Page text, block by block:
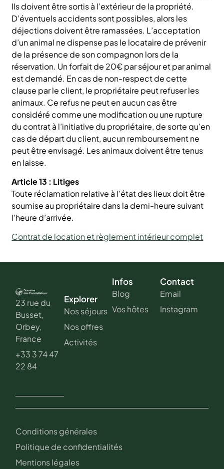
Ils doivent être sortis à l’extérieur de la propriété.
D’éventuels accidents sont possibles, alors les
déjections doivent être ramassées. L’acceptation
d’un animal ne dispense pas le locataire de prévenir
de la présence de son compagnon lors de la
réservation. Un forfait de 20€ par séjour et par animal
est demandé. En cas de non-respect de cette
clause par le client, le propriétaire peut refuser les
animaux. Ce refus ne peut en aucun cas être
considéré comme une modification ou une rupture
du contrat à l’initiative du propriétaire, de sorte qu’en
cas de départ du client, aucun remboursement ne
peut être envisagé. Les animaux doivent être tenus
en laisse.
Article 13 : Litiges
Toute réclamation relative à l’état des lieux doit être
soumise au propriétaire dans la demi-heure suivant
l’heure d’arrivée.
Contrat de location et règlement intérieur complet
23 rue du
Busset,
Orbey,
France
+33 3 74 47
22 84
Explorer
Nos séjours
Nos offres
Activités
Infos
Blog
Vos hôtes
Contact
Email
Instagram
Conditions générales
Politique de confidentialités
Mentions légales